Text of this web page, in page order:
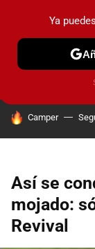
PRUEBAS
HOY SE HABLA
Camper
Así se
mojado:
Revival
Ya